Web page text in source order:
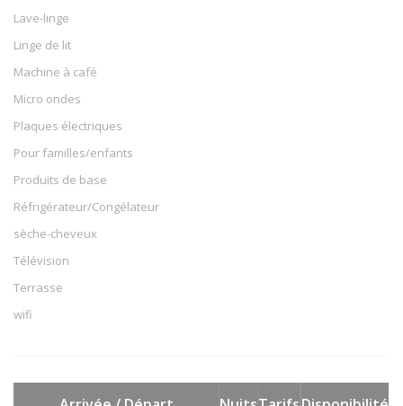
Lave-linge
Linge de lit
Machine à café
Micro ondes
Plaques électriques
Pour familles/enfants
Produits de base
Réfrigérateur/Congélateur
sèche-cheveux
Télévision
Terrasse
wifi